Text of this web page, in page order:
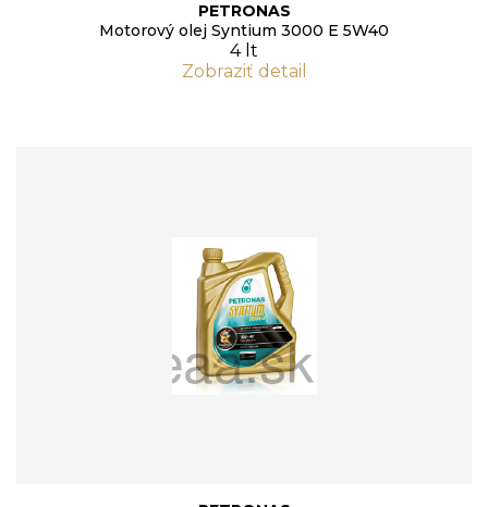
PETRONAS
Motorový olej Syntium 3000 E 5W40
4 lt
Zobraziť detail